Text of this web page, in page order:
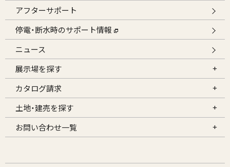
アフターサポート
停電・断水時のサポート情報
ニュース
展示場を探す
カタログ請求
土地・建売を探す
お問い合わせ一覧